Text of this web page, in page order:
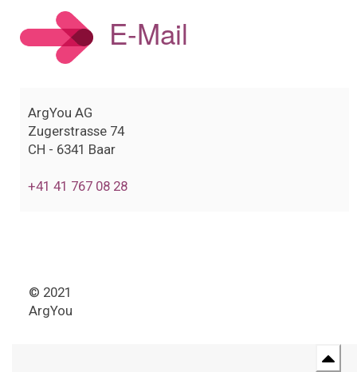
E-Mail
ArgYou AG
Zugerstrasse 74
CH - 6341 Baar
+41 41 767 08 28
© 2021
ArgYou